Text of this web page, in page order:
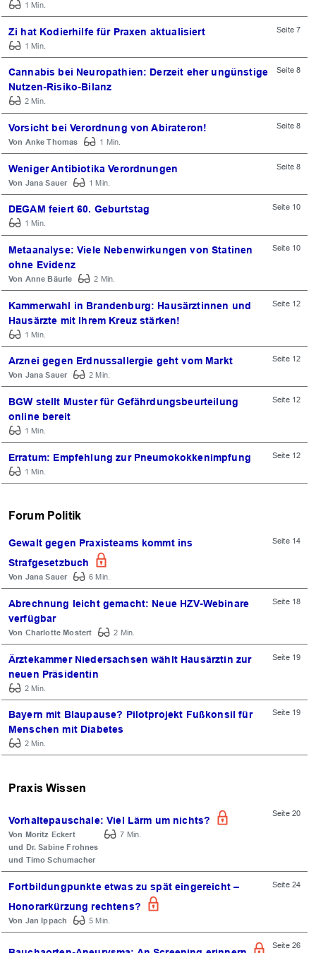
1 Min.
Zi hat Kodierhilfe für Praxen aktualisiert
Seite 7
1 Min.
Cannabis bei Neuropathien: Derzeit eher ungünstige
Nutzen-Risiko-Bilanz
Seite 8
2 Min.
Vorsicht bei Verordnung von Abirateron! Seite 8
Anke Thomas 1 Min.
Weniger Antibiotika Verordnungen Seite 8
Jana Sauer 1 Min.
DEGAM feiert 60. Geburtstag
Seite 10
1 Min.
Metaanalyse: Viele Nebenwirkungen von Statinen
ohne Evidenz
Seite 10
Anne Bäurle 2 Min.
Kammerwahl in Brandenburg: Hausärztinnen und
Hausärzte mit Ihrem Kreuz stärken!
Seite 12
1 Min.
Arznei gegen Erdnussallergie geht vom Markt Seite 12
Jana Sauer 2 Min.
BGW stellt Muster für Gefährdungsbeurteilung
online bereit
Seite 12
1 Min.
Erratum: Empfehlung zur Pneumokokkenimpfung
Seite 12
1 Min.
Forum Politik
Gewalt gegen Praxisteams kommt ins
Strafgesetzbuch
Seite 14
Jana Sauer 6 Min.
Abrechnung leicht gemacht: Neue HZV-Webinare
verfügbar
Seite 18
Charlotte Mostert 2 Min.
Ärztekammer Niedersachsen wählt Hausärztin zur
neuen Präsidentin
Seite 19
2 Min.
Bayern mit Blaupause? Pilotprojekt Fußkonsil für
Menschen mit Diabetes
Seite 19
2 Min.
Praxis Wissen
Vorhaltepauschale: Viel Lärm um nichts?
Seite 20
Moritz Eckert
Dr. Sabine Frohnes
Timo Schumacher
7 Min.
Fortbildungpunkte etwas zu spät eingereicht –
Honorarkürzung rechtens?
Seite 24
Jan Ippach 5 Min.
Seite 26